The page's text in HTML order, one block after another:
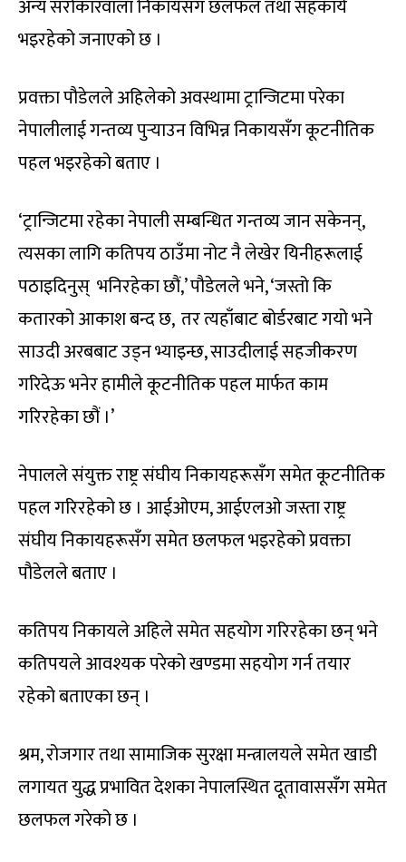
अन्य सरोकारवाला निकायसँग छलफल तथा सहकार्य
भइरहेको जनाएको छ ।
प्रवक्ता पौडेलले अहिलेको अवस्थामा ट्रान्जिटमा परेका
नेपालीलाई गन्तव्य पुर्‍याउन विभिन्न निकायसँग कूटनीतिक
पहल भइरहेको बताए ।
‘ट्रान्जिटमा रहेका नेपाली सम्बन्धित गन्तव्य जान सकेनन्,
त्यसका लागि कतिपय ठाउँमा नोट नै लेखेर यिनीहरूलाई
पठाइदिनुस् भनिरहेका छौं,’ पौडेलले भने, ‘जस्तो कि
कतारको आकाश बन्द छ, तर त्यहाँबाट बोर्डरबाट गयो भने
साउदी अरबबाट उड्न भ्याइन्छ, साउदीलाई सहजीकरण
गरिदेऊ भनेर हामीले कूटनीतिक पहल मार्फत काम
गरिरहेका छौं ।’
नेपालले संयुक्त राष्ट्र संघीय निकायहरूसँग समेत कूटनीतिक
पहल गरिरहेको छ । आईओएम, आईएलओ जस्ता राष्ट्र
संघीय निकायहरूसँग समेत छलफल भइरहेको प्रवक्ता
पौडेलले बताए ।
कतिपय निकायले अहिले समेत सहयोग गरिरहेका छन् भने
कतिपयले आवश्यक परेको खण्डमा सहयोग गर्न तयार
रहेको बताएका छन् ।
श्रम, रोजगार तथा सामाजिक सुरक्षा मन्त्रालयले समेत खाडी
लगायत युद्ध प्रभावित देशका नेपालस्थित दूतावाससँग समेत
छलफल गरेको छ ।